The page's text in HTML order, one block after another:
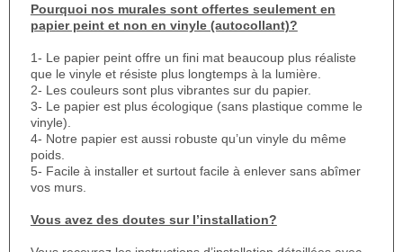
Pourquoi nos murales sont offertes seulement en
papier peint et non en vinyle (autocollant)?
1- Le papier peint offre un fini mat beaucoup plus réaliste
que le vinyle et résiste plus longtemps à la lumière.
2- Les couleurs sont plus vibrantes sur du papier.
3- Le papier est plus écologique (sans plastique comme le
vinyle).
4- Notre papier est aussi robuste qu’un vinyle du même
poids.
5- Facile à installer et surtout facile à enlever sans abîmer
vos murs.
Vous avez des doutes sur l’installation?